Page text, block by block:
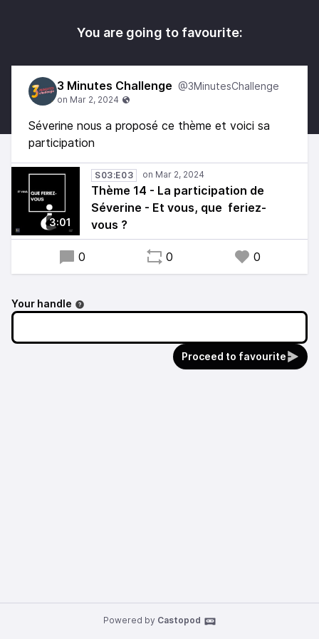
You are going to favourite:
3 Minutes Challenge @3MinutesChallenge
Séverine nous a proposé ce thème et voici sa
participation
3:01
S03:E03
Thème 14 - La participation de
Séverine - Et vous, que feriez-
vous ?
0 0 0
Your handle
Proceed to favourite
Powered by Castopod